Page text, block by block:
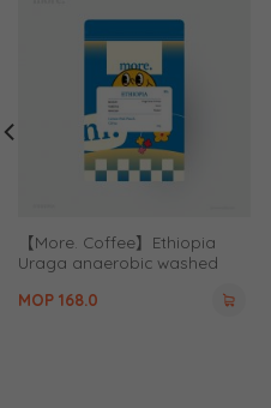
【More. Coffee】Ethiopia
Uraga anaerobic washed
MOP 168.0